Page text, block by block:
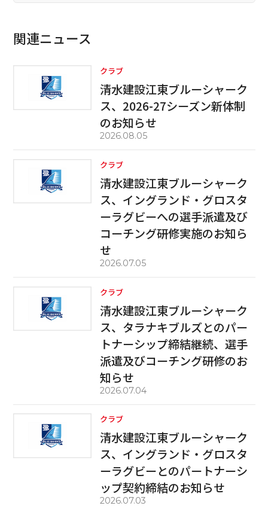
関連ニュース
クラブ
清水建設江東ブルーシャーク
ス、2026-27シーズン新体制
のお知らせ
2026.08.05
クラブ
清水建設江東ブルーシャーク
ス、イングランド・グロスタ
ーラグビーへの選手派遣及び
コーチング研修実施のお知ら
せ
2026.07.05
クラブ
清水建設江東ブルーシャーク
ス、タラナキブルズとのパー
トナーシップ締結継続、選手
派遣及びコーチング研修のお
知らせ
2026.07.04
クラブ
清水建設江東ブルーシャーク
ス、イングランド・グロスタ
ーラグビーとのパートナーシ
ップ契約締結のお知らせ
2026.07.03